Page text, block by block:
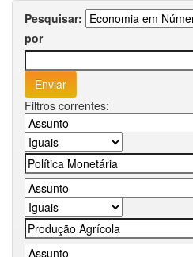
Pesquisar:
por
Filtros correntes: